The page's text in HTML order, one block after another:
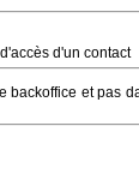
d'un contact
backoffice et pas